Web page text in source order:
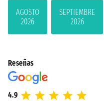
AGOSTO
2026
SEPTIEMBRE
2026
Reseñas
4.9